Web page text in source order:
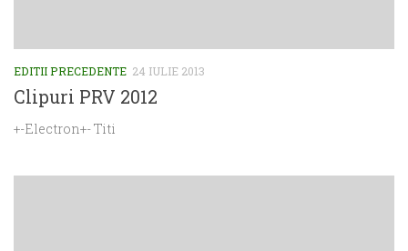
EDITII PRECEDENTE 24 IULIE 2013
Clipuri PRV 2012
+-Electron+- Titi